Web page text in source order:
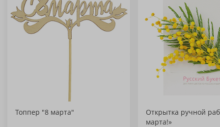
Топпер "8 марта"
Открытка ручной
марта!»